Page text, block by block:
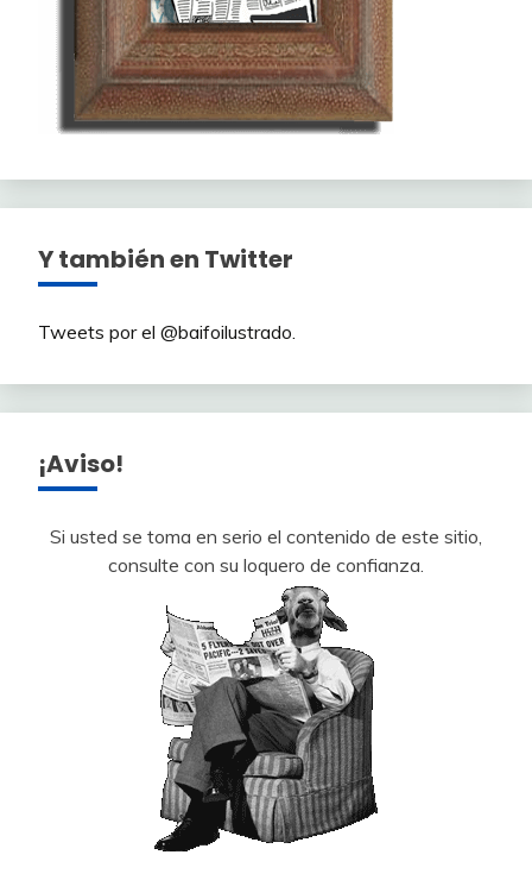
Y también en Twitter
Tweets por el @baifoilustrado.
¡Aviso!
Si usted se toma en serio el contenido de este sitio,
consulte con su loquero de confianza.